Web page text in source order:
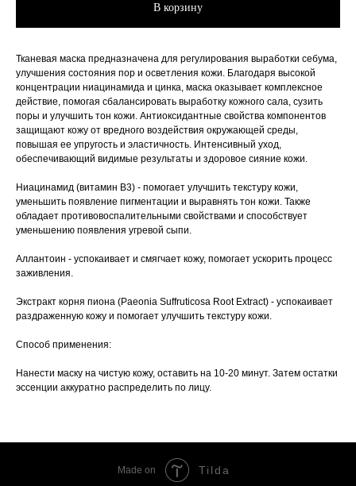
В корзину
Тканевая маска предназначена для регулирования выработки себума,
улучшения состояния пор и осветления кожи. Благодаря высокой
концентрации ниацинамида и цинка, маска оказывает комплексное
действие, помогая сбалансировать выработку кожного сала, сузить
поры и улучшить тон кожи. Антиоксидантные свойства компонентов
защищают кожу от вредного воздействия окружающей среды,
повышая ее упругость и эластичность. Интенсивный уход,
обеспечивающий видимые результаты и здоровое сияние кожи.
Ниацинамид (витамин В3) - помогает улучшить текстуру кожи,
уменьшить появление пигментации и выравнять тон кожи. Также
обладает противовоспалительными свойствами и способствует
уменьшению появления угревой сыпи.
Аллантоин - успокаивает и смягчает кожу, помогает ускорить процесс
заживления.
Экстракт корня пиона (Paeonia Suffruticosa Root Extract) - успокаивает
раздраженную кожу и помогает улучшить текстуру кожи.
Способ применения:
Нанести маску на чистую кожу, оставить на 10-20 минут. Затем остатки
эссенции аккуратно распределить по лицу.
Made on Tilda